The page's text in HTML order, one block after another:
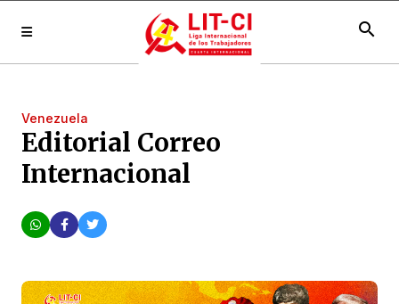
search
Venezuela
Editorial Correo
Internacional